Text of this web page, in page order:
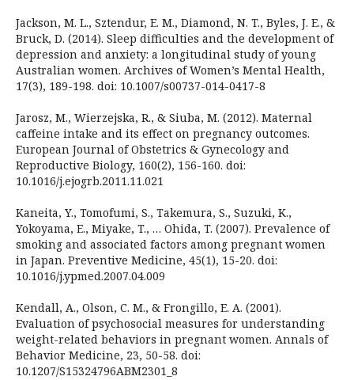
Jackson, M. L., Sztendur, E. M., Diamond, N. T., Byles, J. E., &
Bruck, D. (2014). Sleep difficulties and the development of
depression and anxiety: a longitudinal study of young
Australian women. Archives of Women’s Mental Health,
17(3), 189-198. doi: 10.1007/s00737-014-0417-8
Jarosz, M., Wierzejska, R., & Siuba, M. (2012). Maternal
caffeine intake and its effect on pregnancy outcomes.
European Journal of Obstetrics & Gynecology and
Reproductive Biology, 160(2), 156-160. doi:
10.1016/j.ejogrb.2011.11.021
Kaneita, Y., Tomofumi, S., Takemura, S., Suzuki, K.,
Yokoyama, E., Miyake, T., … Ohida, T. (2007). Prevalence of
smoking and associated factors among pregnant women
in Japan. Preventive Medicine, 45(1), 15-20. doi:
10.1016/j.ypmed.2007.04.009
Kendall, A., Olson, C. M., & Frongillo, E. A. (2001).
Evaluation of psychosocial measures for understanding
weight-related behaviors in pregnant women. Annals of
Behavior Medicine, 23, 50-58. doi:
10.1207/S15324796ABM2301_8